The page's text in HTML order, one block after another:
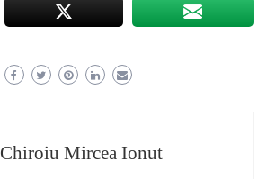
Chiroiu Mircea Ionut